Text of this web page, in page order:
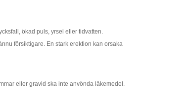
ökad puls, yrsel eller tidvatten.
försiktigare. En stark erektion kan orsaka
eller gravid ska inte anvönda läkemedel.